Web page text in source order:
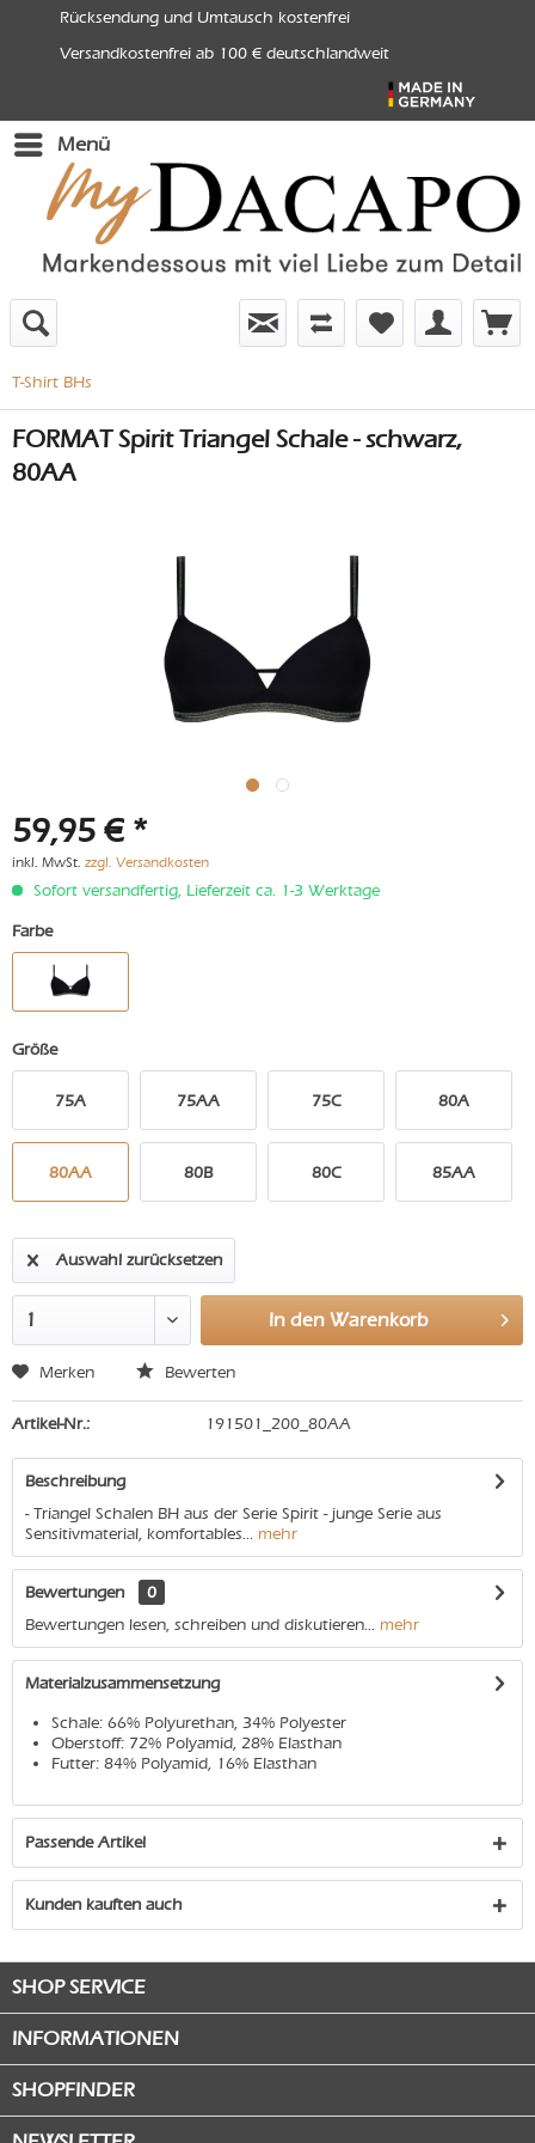
Rücksendung und Umtausch kostenfrei
Versandkostenfrei ab 100 € deutschlandweit
Menü
T-Shirt BHs
FORMAT Spirit Triangel Schale - schwarz,
80AA
59,95 € *
inkl. MwSt. zzgl. Versandkosten
Sofort versandfertig, Lieferzeit ca. 1-3 Werktage
Farbe
Größe
75A 75AA 75C 80A
80AA 80B 80C 85AA
Auswahl zurücksetzen
In den Warenkorb
Merken Bewerten
Artikel-Nr.: 191501_200_80AA
Beschreibung
- Triangel Schalen BH aus der Serie Spirit - junge Serie aus
Sensitivmaterial, komfortables... mehr
Bewertungen
0
Bewertungen lesen, schreiben und diskutieren... mehr
Materialzusammensetzung
Schale: 66% Polyurethan, 34% Polyester
Oberstoff: 72% Polyamid, 28% Elasthan
Futter: 84% Polyamid, 16% Elasthan
Passende Artikel
Kunden kauften auch
SHOP SERVICE
INFORMATIONEN
SHOPFINDER